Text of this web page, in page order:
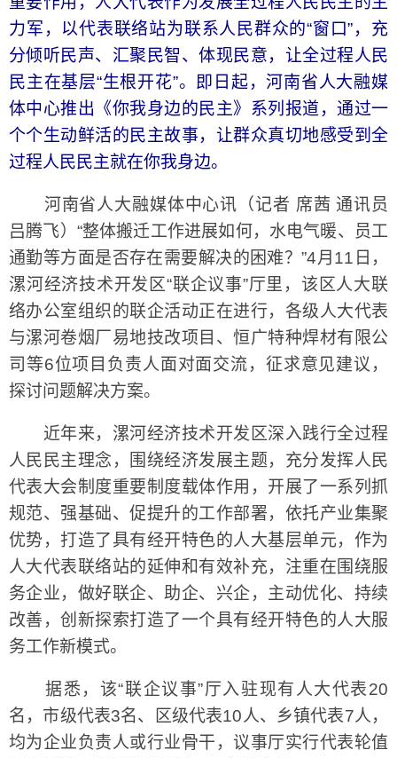
力军，以代表联络站为联系人民群众的“窗口”，充
分倾听民声、汇聚民智、体现民意，让全过程人民
民主在基层“生根开花”。即日起，河南省人大融媒
体中心推出《你我身边的民主》系列报道，通过一
个个生动鲜活的民主故事，让群众真切地感受到全
过程人民民主就在你我身边。
河南省人大融媒体中心讯（记者 席茜 通讯员
吕腾飞）“整体搬迁工作进展如何，水电气暖、员工
通勤等方面是否存在需要解决的困难？”4月11日，
漯河经济技术开发区“联企议事”厅里，该区人大联
络办公室组织的联企活动正在进行，各级人大代表
与漯河卷烟厂易地技改项目、恒广特种焊材有限公
司等6位项目负责人面对面交流，征求意见建议，
探讨问题解决方案。
近年来，漯河经济技术开发区深入践行全过程
人民民主理念，围绕经济发展主题，充分发挥人民
代表大会制度重要制度载体作用，开展了一系列抓
规范、强基础、促提升的工作部署，依托产业集聚
优势，打造了具有经开特色的人大基层单元，作为
人大代表联络站的延伸和有效补充，注重在围绕服
务企业，做好联企、助企、兴企，主动优化、持续
改善，创新探索打造了一个具有经开特色的人大服
务工作新模式。
据悉，该“联企议事”厅入驻现有人大代表20
名，市级代表3名、区级代表10人、乡镇代表7人，
均为企业负责人或行业骨干，议事厅实行代表轮值